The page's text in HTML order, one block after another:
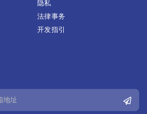
隐私
法律事务
开发指引